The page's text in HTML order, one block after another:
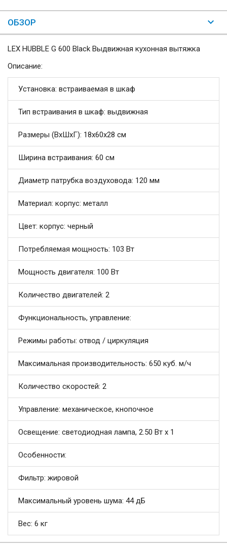
ОБЗОР
LEX HUBBLE G 600 Black Выдвижная кухонная вытяжка
Описание:
Установка: встраиваемая в шкаф
Тип встраивания в шкаф: выдвижная
Размеры (ВхШхГ): 18х60х28 см
Ширина встраивания: 60 см
Диаметр патрубка воздуховода: 120 мм
Материал: корпус: металл
Цвет: корпус: черный
Потребляемая мощность: 103 Вт
Мощность двигателя: 100 Вт
Количество двигателей: 2
Функциональность, управление:
Режимы работы: отвод / циркуляция
Максимальная производительность: 650 куб. м/ч
Количество скоростей: 2
Управление: механическое, кнопочное
Освещение: светодиодная лампа, 2.50 Вт х 1
Особенности:
Фильтр: жировой
Максимальный уровень шума: 44 дБ
Вес: 6 кг